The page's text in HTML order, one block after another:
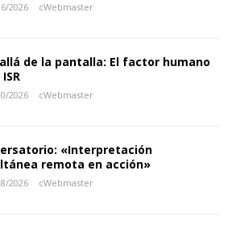
2026 cWebmaster
de la pantalla: El factor humano
2026 cWebmaster
«Interpretación
remota en acción»
2026 cWebmaster